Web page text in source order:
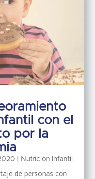
con el
por la
Nutrición Infantil
de personas con